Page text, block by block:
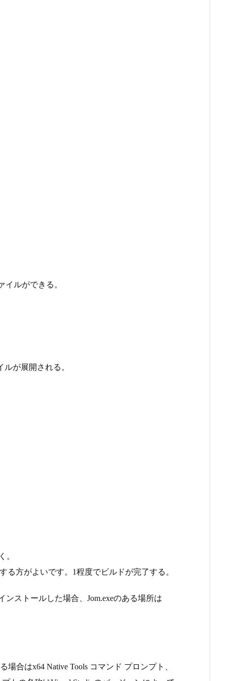
イルができる。
ルが展開される。
。
る方がよいです。1程度でビルドが完了する。
ストールした場合、Jom.exeのある場所は
合はx64 Native Tools コマンド プロンプト、